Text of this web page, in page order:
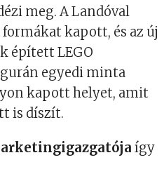
meg. A Landóval
kapott, és az új
épített LEGO
egyedi minta
kapott helyet, amit
is díszít.
így